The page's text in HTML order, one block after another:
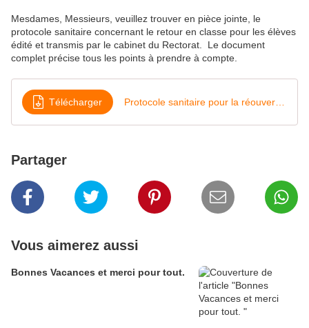
Mesdames, Messieurs, veuillez trouver en pièce jointe, le
protocole sanitaire concernant le retour en classe pour les élèves
édité et transmis par le cabinet du Rectorat. Le document
complet précise tous les points à prendre à compte.
Télécharger
Partager
Vous aimerez aussi
Bonnes Vacances et merci pour tout.